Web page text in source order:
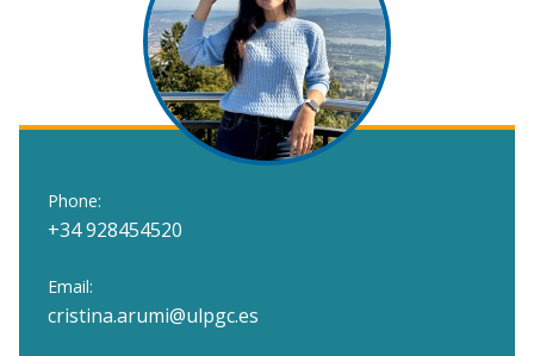
Phone:
+34 928454520
Email:
cristina.arumi@ulpgc.es